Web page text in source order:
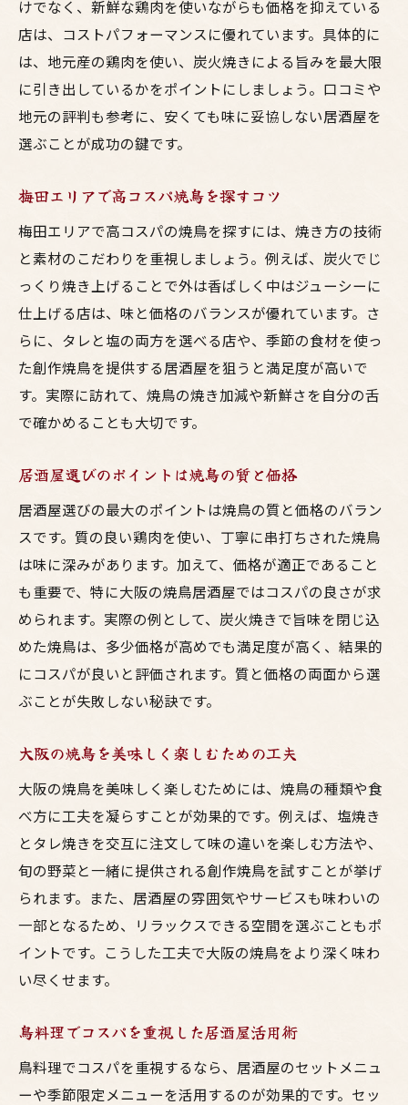
けでなく、新鮮な鶏肉を使いながらも価格を抑えている
店は、コストパフォーマンスに優れています。具体的に
は、地元産の鶏肉を使い、炭火焼きによる旨みを最大限
に引き出しているかをポイントにしましょう。口コミや
地元の評判も参考に、安くても味に妥協しない居酒屋を
選ぶことが成功の鍵です。
梅田エリアで高コスパ焼鳥を探すコツ
梅田エリアで高コスパの焼鳥を探すには、焼き方の技術
と素材のこだわりを重視しましょう。例えば、炭火でじ
っくり焼き上げることで外は香ばしく中はジューシーに
仕上げる店は、味と価格のバランスが優れています。さ
らに、タレと塩の両方を選べる店や、季節の食材を使っ
た創作焼鳥を提供する居酒屋を狙うと満足度が高いで
す。実際に訪れて、焼鳥の焼き加減や新鮮さを自分の舌
で確かめることも大切です。
居酒屋選びのポイントは焼鳥の質と価格
居酒屋選びの最大のポイントは焼鳥の質と価格のバラン
スです。質の良い鶏肉を使い、丁寧に串打ちされた焼鳥
は味に深みがあります。加えて、価格が適正であること
も重要で、特に大阪の焼鳥居酒屋ではコスパの良さが求
められます。実際の例として、炭火焼きで旨味を閉じ込
めた焼鳥は、多少価格が高めでも満足度が高く、結果的
にコスパが良いと評価されます。質と価格の両面から選
ぶことが失敗しない秘訣です。
大阪の焼鳥を美味しく楽しむための工夫
大阪の焼鳥を美味しく楽しむためには、焼鳥の種類や食
べ方に工夫を凝らすことが効果的です。例えば、塩焼き
とタレ焼きを交互に注文して味の違いを楽しむ方法や、
旬の野菜と一緒に提供される創作焼鳥を試すことが挙げ
られます。また、居酒屋の雰囲気やサービスも味わいの
一部となるため、リラックスできる空間を選ぶこともポ
イントです。こうした工夫で大阪の焼鳥をより深く味わ
い尽くせます。
鳥料理でコスパを重視した居酒屋活用術
鳥料理でコスパを重視するなら、居酒屋のセットメニュ
ーや季節限定メニューを活用するのが効果的です。セッ